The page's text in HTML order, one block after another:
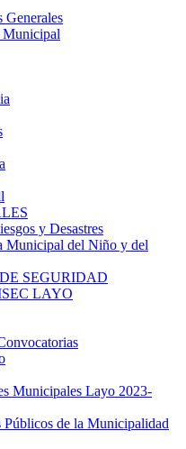
Municipal
y Desastres
del Niño y del
SEGURIDAD
LAYO
Municipales Layo 2023-
de la Municipalidad